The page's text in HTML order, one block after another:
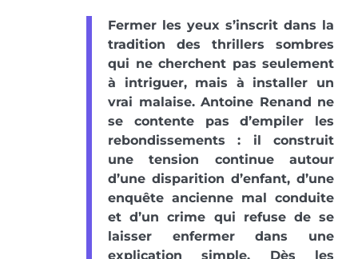
Fermer les yeux s’inscrit dans la
tradition des thrillers sombres
qui ne cherchent pas seulement
à intriguer, mais à installer un
vrai malaise. Antoine Renand ne
se contente pas d’empiler les
rebondissements : il construit
une tension continue autour
d’une disparition d’enfant, d’une
enquête ancienne mal conduite
et d’un crime qui refuse de se
laisser enfermer dans une
explication simple. Dès les